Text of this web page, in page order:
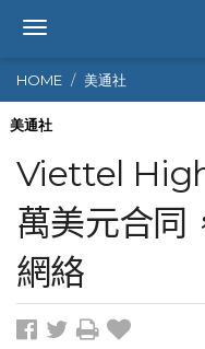
T
g
g
l
n
a
v
i
g
a
t
HOME 美通社
美通社
Viettel
萬美元合同
網絡